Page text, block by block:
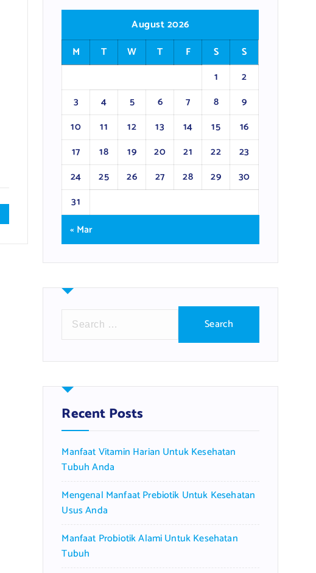
August 2026
M
T W T F S
S
1
2
3
4 5 6 7 8
9
10
11 12 13 14 15
16
17
18 19 20 21 22
23
24
25 26 27 28 29
30
31
« Mar
r
h
f
o
:
Recent Posts
Manfaat Vitamin Harian Untuk Kesehatan
Tubuh Anda
Mengenal Manfaat Prebiotik Untuk Kesehatan
Usus Anda
Manfaat Probiotik Alami Untuk Kesehatan
Tubuh